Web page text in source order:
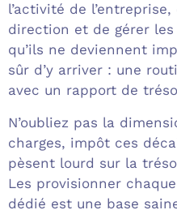
l’activité de
direction et de gérer
qu’ils ne deviennent
sûr d’y arriver : une
avec un rapport de
N’oubliez pas la
charges, impôt ces
pèsent lourd sur la
Les provisionner
dédié est une base